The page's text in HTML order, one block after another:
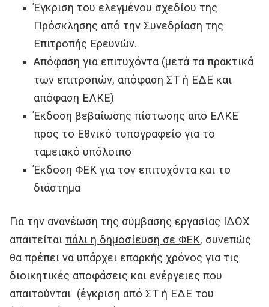
Έγκριση του ελεγμένου σχεδίου της
Πρόσκλησης από την Συνεδρίαση της
Επιτροπής Ερευνών.
Απόφαση για επιτυχόντα (μετά τα πρακτικά
των επιτροπών, απόφαση ΣΤ ή ΕΔΕ και
απόφαση ΕΛΚΕ)
Έκδοση βεβαίωσης πίστωσης από ΕΛΚΕ
προς το Εθνικό τυπογραφείο για το
ταμειακό υπόλοιπο
Έκδοση ΦΕΚ για τον επιτυχόντα και το
διάστημα
Για την ανανέωση της σύμβασης εργασίας ΙΔΟΧ
απαιτείται πάλι η δημοσίευση σε ΦΕΚ, συνεπώς
θα πρέπει να υπάρχει επαρκής χρόνος για τις
διοικητικές αποφάσεις και ενέργειες που
απαιτούνται (έγκριση από ΣΤ ή ΕΔΕ του